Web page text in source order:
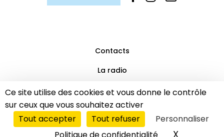
Ce site utilise des cookies et vous donne le contrôle
sur ceux que vous souhaitez activer
Tout accepter
Tout refuser
Personnaliser
XMasquer
Contacts
La radio
Mentions légales
Partenaires
© 2019 Beaub’FM | Tous droits réservés.
LE DIRECT